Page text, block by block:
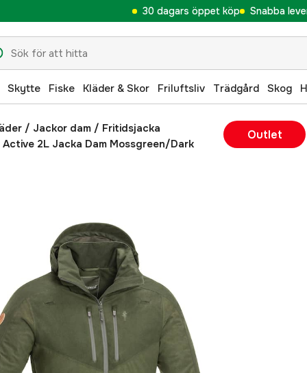
30 dagars öppet köp Snabba
Skytte Fiske Kläder & Skor Friluftsliv Trädgård Skog
/ Jackor dam / Fritidsjacka
2L Jacka Dam Mossgreen/Dark
Outlet